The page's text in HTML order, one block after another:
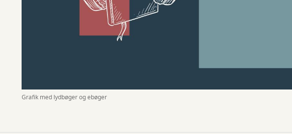
Grafik med lydbøger og ebøger